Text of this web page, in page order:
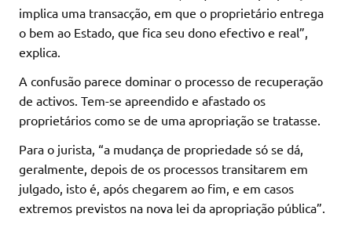
implica uma transacção, em que o proprietário entrega
o bem ao Estado, que fica seu dono efectivo e real”,
explica.
A confusão parece dominar o processo de recuperação
de activos. Tem-se apreendido e afastado os
proprietários como se de uma apropriação se tratasse.
Para o jurista, “a mudança de propriedade só se dá,
geralmente, depois de os processos transitarem em
julgado, isto é, após chegarem ao fim, e em casos
extremos previstos na nova lei da apropriação pública”.